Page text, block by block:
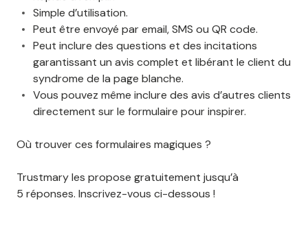
Simple d’utilisation.
Peut être envoyé par email, SMS ou QR code.
Peut inclure des questions et des incitations
garantissant un avis complet et libérant le client du
syndrome de la page blanche.
Vous pouvez même inclure des avis d’autres clients
directement sur le formulaire pour inspirer.
Où trouver ces formulaires magiques ?
Trustmary les propose gratuitement jusqu’à
5 réponses. Inscrivez-vous ci-dessous !